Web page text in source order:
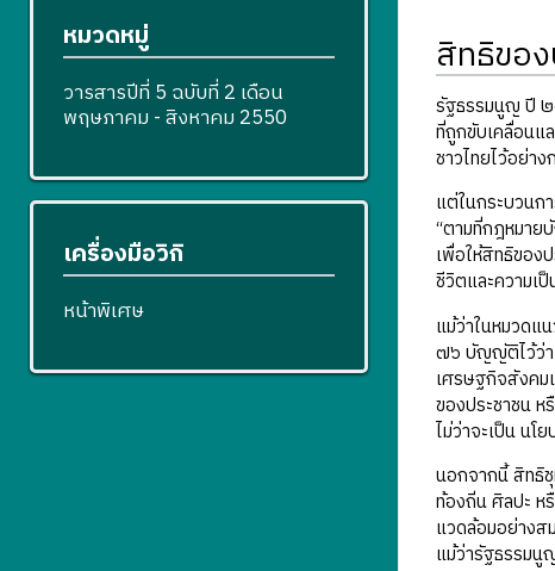
สิทธิขอ
รัฐธรรมนูญ ปี ๒
ที่ถูกขับเคลื่อนแ
ชาวไทยไว้อย่า
แต่ในกระบวนก
“ตามที่กฎหมา
เพื่อให้สิทธิของ
ชีวิตและความเ
แม้ว่าในหมวดแ
๗๖ บัญญัติไว้ว่า
เศรษฐกิจสังคม
ของประชาชน
ไม่ว่าจะเป็น น
นอกจากนี้ สิทธิ
ท้องถิ่น ศิลปะ ห
แวดล้อมอย่าง
แม้ว่ารัฐธรรมนู
หมวดหมู่
วารสารปีที่ 5 ฉบับที่ 2 เดือน
พฤษภาคม - สิงหาคม 2550
เครื่องมือวิกิ
หน้าพิเศษ